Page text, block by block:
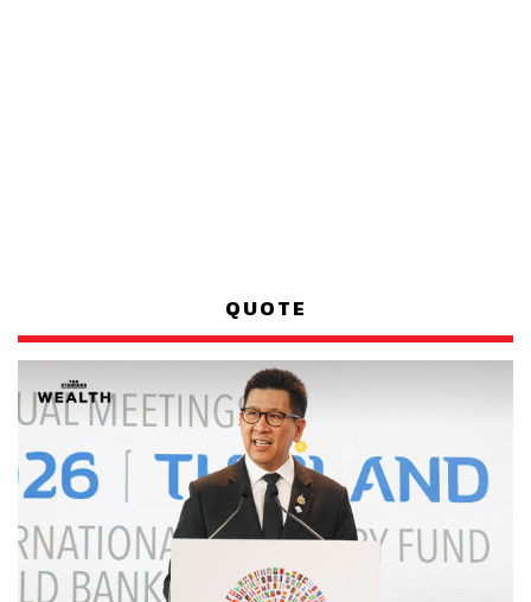
QUOTE